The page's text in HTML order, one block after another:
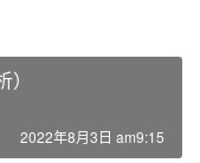
2022年8月3日 am9:15